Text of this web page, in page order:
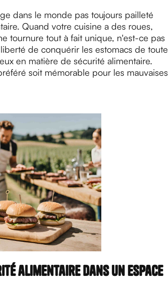
dans le monde pas toujours pailleté
Quand votre cuisine a des roues,
tournure tout à fait unique, n'est-ce pas
de conquérir les estomacs de toute
en matière de sécurité alimentaire.
soit mémorable pour les mauvaises
alimentaire dans un espace